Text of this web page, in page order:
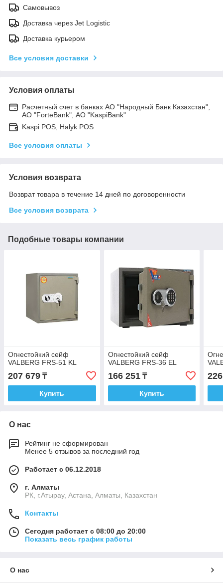
Самовывоз
Доставка через Jet Logistic
Доставка курьером
Все условия доставки
Условия оплаты
Расчетный счет в банках АО "Народный Банк Казахстан",
АО "ForteBank", АО "KaspiBank"
Kaspi POS, Halyk POS
Все условия оплаты
Условия возврата
Возврат товара в течение 14 дней по договоренности
Все условия возврата
Подобные товары компании
Огнестойкий сейф
VALBERG FRS-51 KL
207 679 ₸
Купить
Огнестойкий сейф
VALBERG FRS-36 ЕL
166 251₸
Купить
О нас
Рейтинг не сформирован
Менее 5 отзывов за последний год
Работает с 06.12.2018
г. Алматы
РК, г.Атырау, Астана, Алматы, Казахстан
Контакты
Сегодня работает с 08:00 до 20:00
Показать весь график работы
О нас